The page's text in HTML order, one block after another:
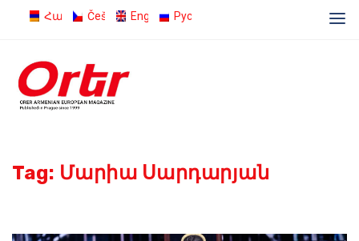
ՀայերենČeština English Русский
Tag: Մարիա Սարդարյան